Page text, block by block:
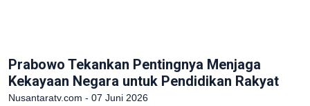
Prabowo Tekankan Pentingnya Menjaga
Kekayaan Negara untuk Pendidikan Rakyat
Nusantaratv.com - 07 Juni 2026